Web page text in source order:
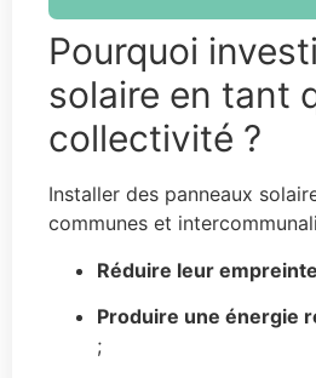
Pourquoi
solaire en tant
collectivité ?
Installer des panneaux
communes et
Réduire leur
Produire une énergie
;